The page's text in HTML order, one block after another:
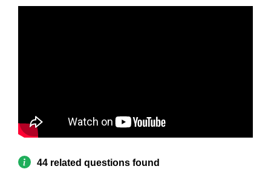
44 related questions found